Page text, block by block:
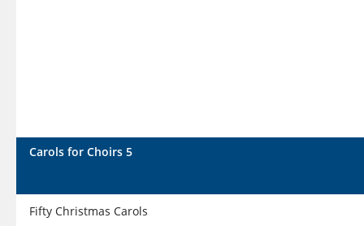
Carols for Choirs 5
Fifty Christmas Carols